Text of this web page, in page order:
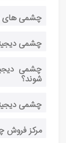
چشمی های
چشمی
چشمی
شوند؟
چشمی
مرکز فروش